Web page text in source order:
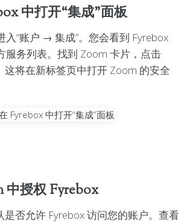
中打开“集成”面板
入“账户 → 集成”。您会看到 Fyrebox
服务列表。找到 Zoom 卡片，点击
这将在新标签页中打开 Zoom 的安全
中授权 Fyrebox
是否允许 Fyrebox 访问您的账户。查看